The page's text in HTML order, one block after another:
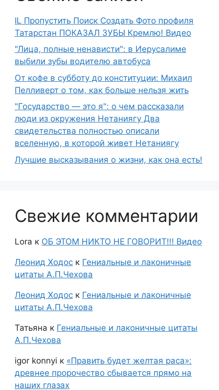
IL Пропустить Поиск Создать Фото профиля
Татарстан ПОКАЗАЛ ЗУБЫ Кремлю! Видео
"Лица, полные ненависти": в Иерусалиме
выбили зубы водителю автобуса
От кофе в субботу до конституции: Михаил
Пелливерт о том, как больше нельзя жить
"Государство — это я": о чем рассказали
люди из окружения Нетаниягу Два
свидетельства полностью описали
вселенную, в которой живет Нетаниягу
Лучшие высказывания о жизни, как она есть!
Свежие комментарии
Lora к ОБ ЭТОМ НИКТО НЕ ГОВОРИТ!!! Видео
Леонид Ходос к Гениальные и лаконичные
цитаты А.П.Чехова
Леонид Ходос к Гениальные и лаконичные
цитаты А.П.Чехова
Татьяна к Гениальные и лаконичные цитаты
А.П.Чехова
igor konnyi к «Править будет желтая раса»:
древнее пророчество сбывается прямо на
наших глазах